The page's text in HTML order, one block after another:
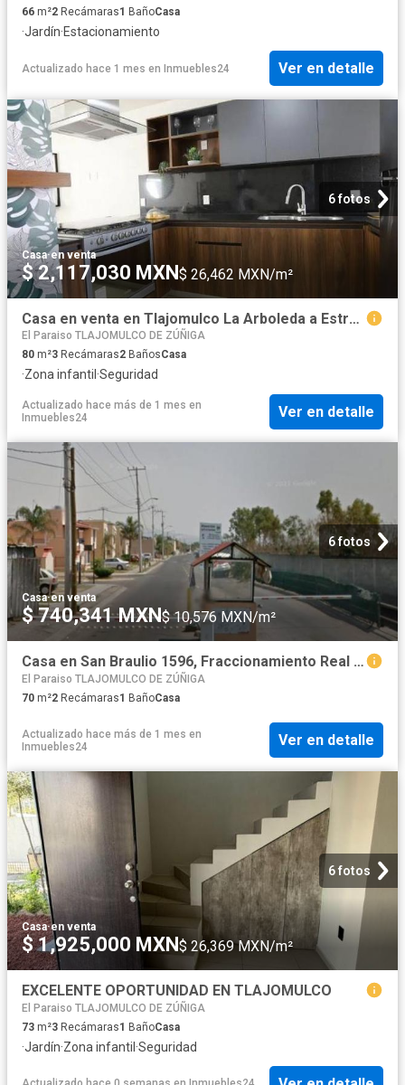
66 m²2 Recámaras1 BañoCasa
·Jardín·Estacionamiento
Actualizado hace 1 mes en Inmuebles24 Ver en detalle
6 fotos
Casa·en venta
$ 2,117,030 MXN$ 26,462 MXN/m²
Casa en venta en Tlajomulco La Arboleda a Estrenar
El Paraiso TLAJOMULCO DE ZÚÑIGA
80 m²3 Recámaras2 BañosCasa
·Zona infantil ·Seguridad
Actualizado hace más de 1 mes en
Inmuebles24
Ver en detalle
6 fotos
Casa·en venta
$ 740,341 MXN$ 10,576 MXN/m²
Casa en San Braulio 1596, Fraccionamiento Real del Valle, Jal
El Paraiso TLAJOMULCO DE ZÚÑIGA
70 m²2 Recámaras1 BañoCasa
Actualizado hace más de 1 mes en
Inmuebles24
Ver en detalle
6 fotos
Casa·en venta
$ 1,925,000 MXN$ 26,369 MXN/m²
EXCELENTE OPORTUNIDAD EN TLAJOMULCO
El Paraiso TLAJOMULCO DE ZÚÑIGA
73 m²3 Recámaras1 BañoCasa
·Jardín·Zona infantil·Seguridad